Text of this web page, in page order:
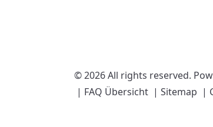
© 2026 All rights reserved.
| FAQ Übersicht | Sitemap |